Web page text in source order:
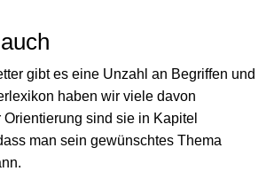
gibt es eine Unzahl an Begriffen und
haben wir viele davon
Orientierung sind sie in Kapitel
man sein gewünschtes Thema